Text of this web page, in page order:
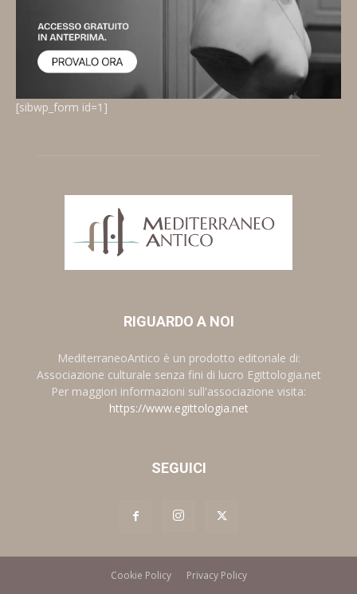
[sibwp_form id=1]
RIGUARDO A NOI
MediterraneoAntico è un prodotto editoriale di:
Associazione culturale senza fini di lucro Egittologia.net
Per maggiori informazioni sull'associazione visita:
https://www.egittologia.net
SEGUICI
Cookie Policy Privacy Policy